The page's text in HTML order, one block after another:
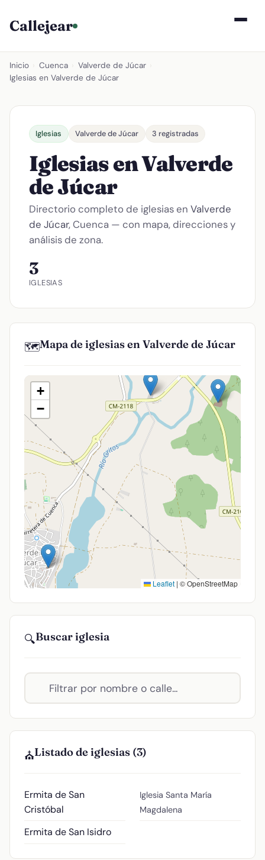
Callejear
Inicio Cuenca Valverde de Júcar
Iglesias en Valverde de Júcar
Iglesias Valverde de Júcar 3 registradas
Iglesias en Valverde
de Júcar
Directorio completo de iglesias en Valverde
de Júcar, Cuenca — con mapa, direcciones y
análisis de zona.
3
IGLESIAS
🗺️Mapa de iglesias en Valverde de Júcar
+
−
Leaflet | © OpenStreetMap
🔍Buscar iglesia
⛪Listado de iglesias (3)
Ermita de San
Cristóbal
Ermita de San Isidro
Iglesia Santa María
Magdalena